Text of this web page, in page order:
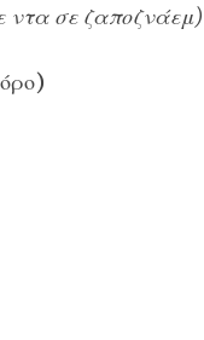
ντα σε ζαποζνάεμ)